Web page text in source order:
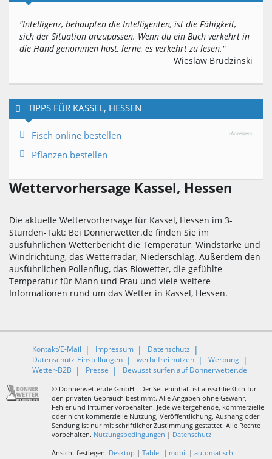
"Intelligenz, behaupten die Intelligenten, ist die Fähigkeit,
sich der Situation anzupassen. Wenn du ein Buch verkehrt in
die Hand genommen hast, lerne, es verkehrt zu lesen."
Wieslaw Brudzinski
TIPPS FÜR KASSEL, HESSEN
-Anzeigen-
Fisch online bestellen
Pflanzen bestellen
Wettervorhersage Kassel, Hessen
Die aktuelle Wettervorhersage für Kassel, Hessen im 3-
Stunden-Takt: Bei Donnerwetter.de finden Sie im
ausführlichen Wetterbericht die Temperatur, Windstärke und
Windrichtung, das Wetterradar, Niederschlag. Außerdem den
ausführlichen Pollenflug, das Biowetter, die gefühlte
Temperatur für Mann und Frau und viele weitere
Informationen rund um das Wetter in Kassel, Hessen.
Kontakt/E-Mail Impressum
Datenschutz
Datenschutz-Einstellungen
werbefrei nutzen
Werbung
Wetter-B2B
Presse Bewusst surfen auf Donnerwetter.de
© Donnerwetter.de GmbH - Der Seiteninhalt ist ausschließlich für
den privaten Gebrauch bestimmt. Alle Angaben ohne Gewähr,
Fehler und Irrtümer vorbehalten. Jede weitergehende, kommerzielle
oder nicht kommerzielle Nutzung, Veröffentlichung, Aushang oder
Sendung ist nur mit schriftlicher Zustimmung gestattet. Alle Rechte
vorbehalten. Nutzungsbedingungen | Datenschutz
Ansicht festlegen: Desktop | Tablet| mobil | automatisch